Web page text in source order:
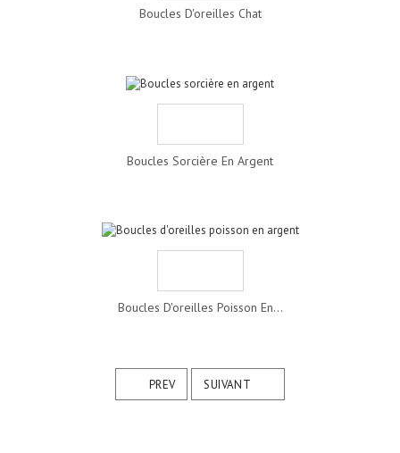
Boucles D'oreilles Chat
Boucles Sorcière En Argent
Boucles D'oreilles Poisson En...
PREV SUIVANT